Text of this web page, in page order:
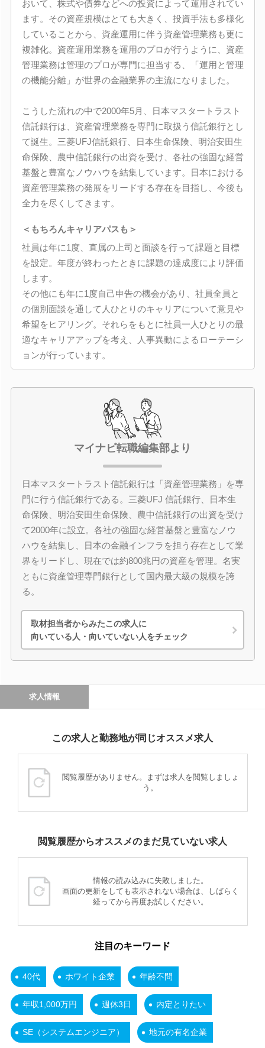
おいて、株式や債券などへの投資によって運用されてい
ます。その資産規模はとても大きく、投資手法も多様化
していることから、資産運用に伴う資産管理業務も更に
複雑化。資産運用業務を運用のプロが行うように、資産
管理業務は管理のプロが専門に担当する、「運用と管理
の機能分離」が世界の金融業界の主流になりました。
こうした流れの中で2000年5月、日本マスタートラスト
信託銀行は、資産管理業務を専門に取扱う信託銀行とし
て誕生。三菱UFJ信託銀行、日本生命保険、明治安田生
命保険、農中信託銀行の出資を受け、各社の強固な経営
基盤と豊富なノウハウを結集しています。日本における
資産管理業務の発展をリードする存在を目指し、今後も
全力を尽くしてきます。
＜もちろんキャリアパスも＞
社員は年に1度、直属の上司と面談を行って課題と目標
を設定。年度が終わったときに課題の達成度により評価
します。
その他にも年に1度自己申告の機会があり、社員全員と
の個別面談を通して人ひとりのキャリアについて意見や
希望をヒアリング。それらをもとに社員一人ひとりの最
適なキャリアアップを考え、人事異動によるローテーシ
ョンが行っています。
マイナビ転職編集部より
日本マスタートラスト信託銀行は「資産管理業務」を専
門に行う信託銀行である。三菱UFJ 信託銀行、日本生
命保険、明治安田生命保険、農中信託銀行の出資を受け
て2000年に設立。各社の強固な経営基盤と豊富なノウ
ハウを結集し、日本の金融インフラを担う存在として業
界をリードし、現在では約800兆円の資産を管理。名実
ともに資産管理専門銀行として国内最大級の規模を誇
る。
取材担当者からみたこの求人に
向いている人・向いていない人をチェック
求人情報
この求人と勤務地が同じオススメ求人
閲覧履歴がありません。まずは求人を閲覧しましょ
う。
閲覧履歴からオススメのまだ見ていない求人
情報の読み込みに失敗しました。
画面の更新をしても表示されない場合は、しばらく
経ってから再度お試しください。
注目のキーワード
40代 ホワイト企業 年齢不問
年収1,000万円 週休3日 内定とりたい
SE（システムエンジニア） 地元の有名企業